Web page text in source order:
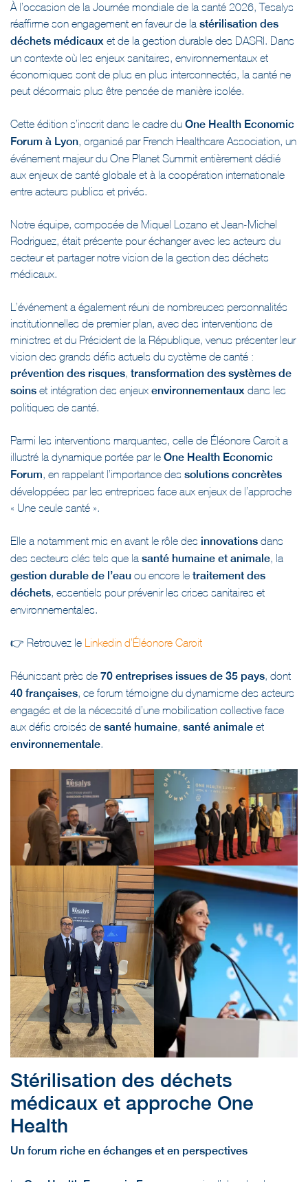
réaffirme son engagement en faveur de la stérilisation des
déchets médicauxet de la gestion durable des DASRI. Dans
un contexte où les enjeux sanitaires, environnementaux et
économiques sont de plus en plus interconnectés, la santé ne
peut désormais plus être pensée de manière isolée.
Forum à Lyon, organisé par French Healthcare Association, un
événement majeur du One Planet Summit entièrement dédié
aux enjeux de santé globale et à la coopération internationale
entre acteurs publics et privés.
Rodriguez, était présente pour échanger avec les acteurs du
secteur et partager notre vision de la gestion des déchets
médicaux.
institutionnelles de premier plan, avec des interventions de
ministres et du Président de la République, venus présenter leur
vision des grands défis actuels du système de santé :
prévention des risques,transformation des systèmes de
soinset intégration des enjeuxenvironnementauxdans les
politiques de santé.
illustré la dynamique portée par leOne Health Economic
Forum, en rappelant l’importance des solutions concrètes
développées par les entreprises face aux enjeux de l’approche
« Une seule santé ».
des secteurs clés tels que lasanté humaine et animale, la
gestion durable de l’eau ou encore letraitement des
déchets, essentiels pour prévenir les crises sanitaires et
environnementales.
40 françaises, ce forum témoigne du dynamisme des acteurs
engagés et de la nécessité d’une mobilisation collective face
aux défis croisés desanté humaine,santé animaleet
environnementale.
Stérilisation des déchets
médicaux et approche One
Health
Un forum riche en échanges et en perspectives